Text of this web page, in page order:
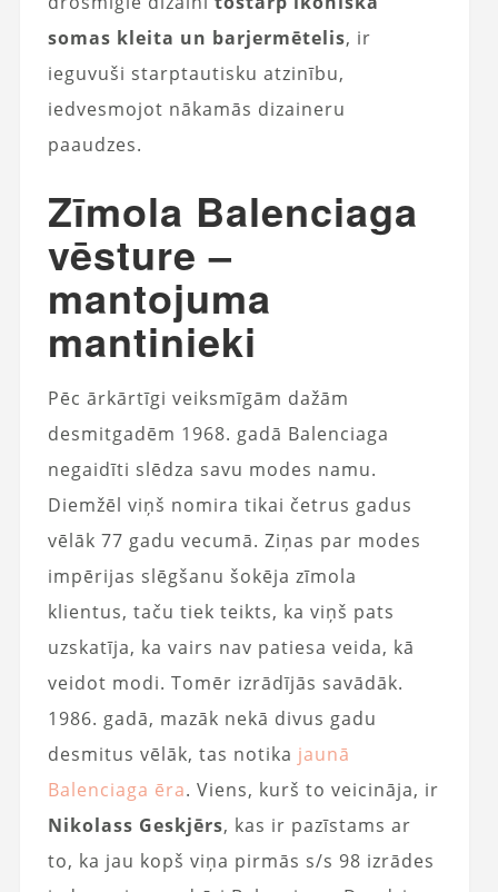
somas kleita un barjermētelis, ir
ieguvuši starptautisku atzinību,
iedvesmojot nākamās dizaineru
paaudzes.
Zīmola Balenciaga
vēsture –
mantojuma
mantinieki
Pēc ārkārtīgi veiksmīgām dažām
desmitgadēm 1968. gadā Balenciaga
negaidīti slēdza savu modes namu.
Diemžēl viņš nomira tikai četrus gadus
vēlāk 77 gadu vecumā. Ziņas par modes
impērijas slēgšanu šokēja zīmola
klientus, taču tiek teikts, ka viņš pats
uzskatīja, ka vairs nav patiesa veida, kā
veidot modi. Tomēr izrādījās savādāk.
1986. gadā, mazāk nekā divus gadu
desmitus vēlāk, tas notika jaunā
Balenciaga ēra. Viens, kurš to veicināja, ir
Nikolass Geskjērs, kas ir pazīstams ar
to, ka jau kopš viņa pirmās s/s 98 izrādes